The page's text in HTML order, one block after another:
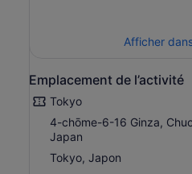
Afficher
Emplacement de l’activité
Tokyo
4-chōme-6-16 Ginza,
Japan
Tokyo, Japon